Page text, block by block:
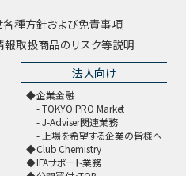
各種方針および免責事項
報取扱商品のリスク等説明
法人向け
企業金融
TOKYO PRO Market
J-Adviser関連業務
上場を希望する企業の皆様へ
Club Chemistry
IFAサポート業務